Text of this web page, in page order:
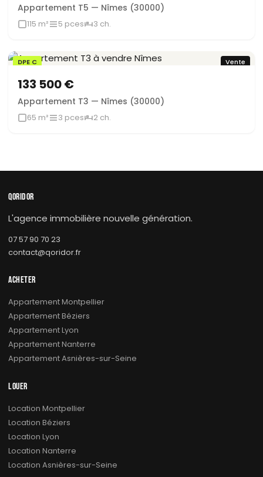
Appartement T5 — Nîmes (30000)
115 m² 5 pces 3 ch.
DPE C Vente
133 500 €
Appartement T3 — Nîmes (30000)
65 m² 3 pces 2 ch.
QORIDOR
L'agence immobilière nouvelle génération.
07 57 90 70 23
contact@qoridor.fr
ACHETER
Appartement Montpellier
Appartement Béziers
Appartement Lyon
Appartement Nanterre
Appartement Asnières-sur-Seine
LOUER
Location Montpellier
Location Béziers
Location Lyon
Location Nanterre
Location Asnières-sur-Seine